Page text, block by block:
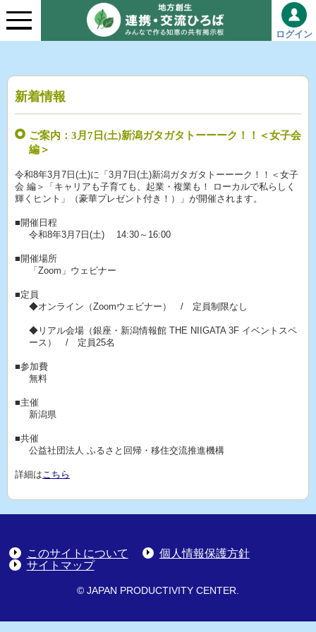
ログイン
新着情報
ご案内：3月7日(土)新潟ガタガタトーーーク！！＜女子会
編＞
令和8年3月7日(土)に「3月7日(土)新潟ガタガタトーーーク！！＜女子
会 編＞「キャリアも子育ても、起業・複業も！ ローカルで私らしく
輝くヒント」（豪華プレゼント付き！）」が開催されます。
■開催日程
令和8年3月7日(土) 14:30～16:00
■開催場所
「Zoom」ウェビナー
■定員
◆オンライン（Zoomウェビナー） / 定員制限なし
◆リアル会場（銀座・新潟情報館 THE NIIGATA 3F イベントスペ
ース） / 定員25名
■参加費
無料
■主催
新潟県
■共催
公益社団法人 ふるさと回帰・移住交流推進機構
詳細はこちら
このサイトについて
個人情報保護方針
サイトマップ
© JAPAN PRODUCTIVITY CENTER.